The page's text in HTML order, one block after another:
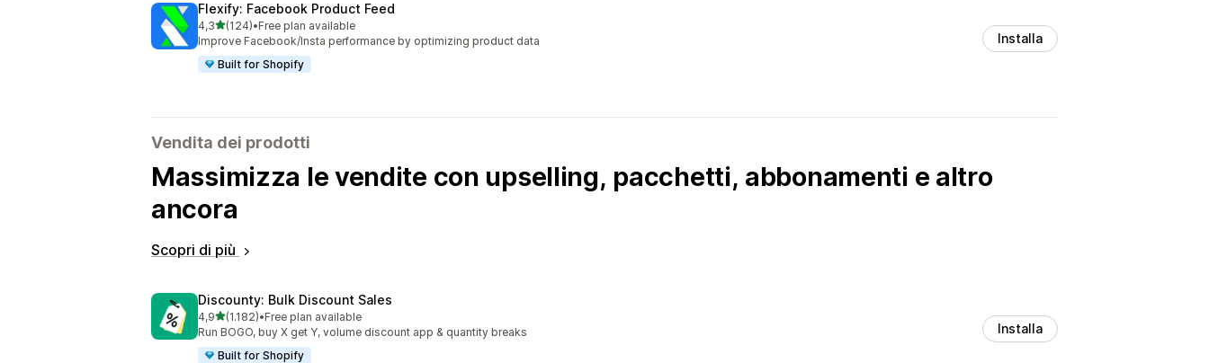
Flexify: Facebook Product Feed
4,3stelle su 5
(124)
124 recensioni totali
•Free plan available
Improve Facebook/Insta performance by optimizing product data
Built for Shopify
Installa
Vendita dei prodotti
Massimizza le vendite con upselling, pacchetti, abbonamenti e altro
ancora
Scopri di più
Discounty: Bulk Discount Sales
4,9stelle su 5
(1.182)
1182 recensioni totali
•Free plan available
Run BOGO, buy X get Y, volume discount app & quantity breaks
Built for Shopify
Installa